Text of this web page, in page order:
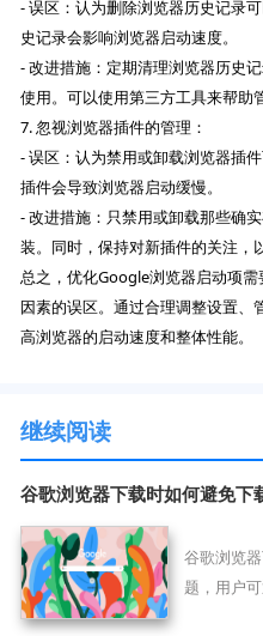
- 误区：认为删除浏览器历史记录
史记录会影响浏览器启动速度。
- 改进措施：定期清理浏览器历史
使用。可以使用第三方工具来帮助
7. 忽视浏览器插件的管理：
- 误区：认为禁用或卸载浏览器插
插件会导致浏览器启动缓慢。
- 改进措施：只禁用或卸载那些确
装。同时，保持对新插件的关注，
总之，优化Google浏览器启动项
因素的误区。通过合理调整设置、
高浏览器的启动速度和整体性能。
继续阅读
谷歌浏览器下载时如何避免下
谷歌浏览
题，用户